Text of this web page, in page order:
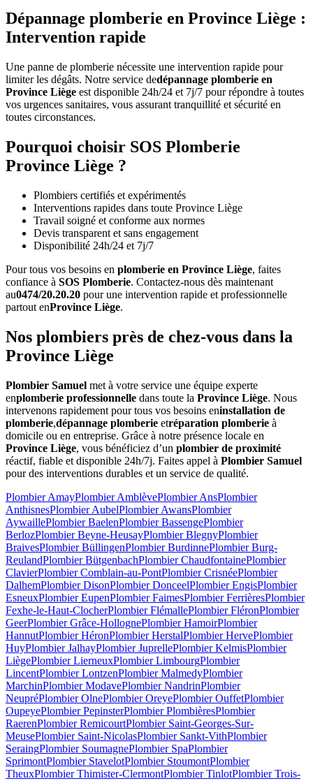
Dépannage plomberie en Province Liège :
Intervention rapide
Une panne de plomberie nécessite une intervention rapide pour
limiter les dégâts. Notre service dedépannage plomberie en
Province Liège est disponible 24h/24 et 7j/7 pour répondre à toutes
vos urgences sanitaires, vous assurant tranquillité et sécurité en
toutes circonstances.
Pourquoi choisir SOS Plomberie
Province Liège ?
Plombiers certifiés et expérimentés
Interventions rapides dans toute Province Liège
Travail soigné et conforme aux normes
Devis transparent et sans engagement
Disponibilité 24h/24 et 7j/7
Pour tous vos besoins en plomberie en Province Liège, faites
confiance à SOS Plomberie. Contactez-nous dès maintenant
au0474/20.20.20 pour une intervention rapide et professionnelle
partout enProvince Liège.
Nos plombiers près de chez-vous dans la
Province Liège
Plombier Samuel met à votre service une équipe experte
enplomberie professionnelle dans toute la Province Liège. Nous
intervenons rapidement pour tous vos besoins eninstallation de
plomberie,dépannage plomberie etréparation plomberie à
domicile ou en entreprise. Grâce à notre présence locale en
Province Liège, vous bénéficiez d’un plombier de proximité
réactif, fiable et disponible 24h/7j. Faites appel à Plombier Samuel
pour des interventions durables et un service de qualité.
Plombier AmayPlombier AmblèvePlombier AnsPlombier
AnthisnesPlombier AubelPlombier AwansPlombier
AywaillePlombier BaelenPlombier BassengePlombier
BerlozPlombier Beyne-HeusayPlombier BlegnyPlombier
BraivesPlombier BüllingenPlombier BurdinnePlombier Burg-
ReulandPlombier BütgenbachPlombier ChaudfontainePlombier
ClavierPlombier Comblain-au-PontPlombier CrisnéePlombier
DalhemPlombier DisonPlombier DonceelPlombier EngisPlombier
EsneuxPlombier EupenPlombier FaimesPlombier FerrièresPlombier
Fexhe-le-Haut-ClocherPlombier FlémallePlombier FléronPlombier
GeerPlombier Grâce-HollognePlombier HamoirPlombier
HannutPlombier HéronPlombier HerstalPlombier HervePlombier
HuyPlombier JalhayPlombier JuprellePlombier KelmisPlombier
LiègePlombier LierneuxPlombier LimbourgPlombier
LincentPlombier LontzenPlombier MalmedyPlombier
MarchinPlombier ModavePlombier NandrinPlombier
NeupréPlombier OlnePlombier OreyePlombier OuffetPlombier
OupeyePlombier PepinsterPlombier PlombièresPlombier
RaerenPlombier RemicourtPlombier Saint-Georges-Sur-
MeusePlombier Saint-NicolasPlombier Sankt-VithPlombier
SeraingPlombier SoumagnePlombier SpaPlombier
SprimontPlombier StavelotPlombier StoumontPlombier
TheuxPlombier Thimister-ClermontPlombier TinlotPlombier Trois-